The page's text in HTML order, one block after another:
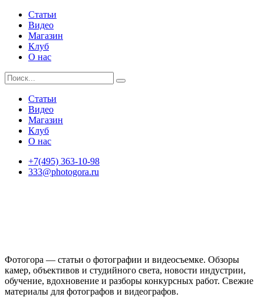
Статьи
Видео
Магазин
Клуб
О нас
Статьи
Видео
Магазин
Клуб
О нас
+7(495) 363-10-98
333@photogora.ru
Фотогора — статьи о фотографии и видеосъемке. Обзоры
камер, объективов и студийного света, новости индустрии,
обучение, вдохновение и разборы конкурсных работ. Свежие
материалы для фотографов и видеографов.